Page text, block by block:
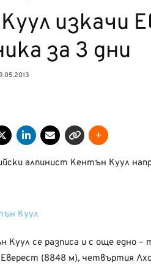
изкачи
за 3 дни
алпинист Кентън Куул
Куул се разписа и с още едно
(8848 м), четвъртия